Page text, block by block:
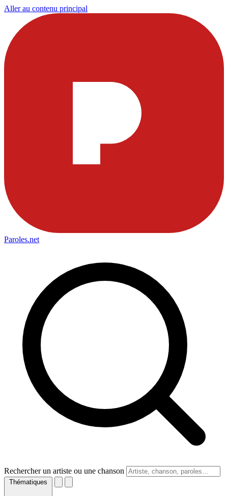
Aller au contenu principal
Paroles.net
Rechercher un artiste ou une chanson
Thématiques